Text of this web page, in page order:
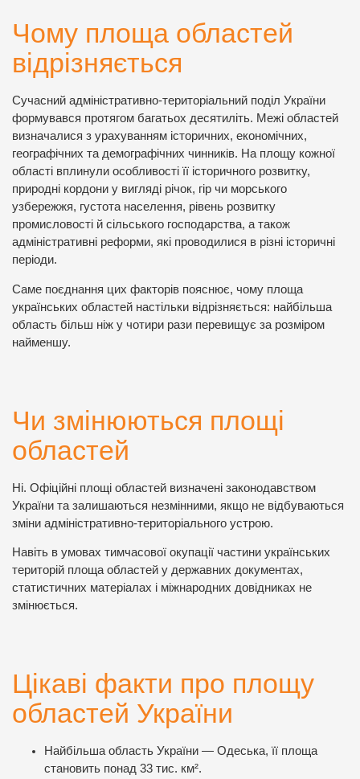
Чому площа областей
відрізняється
Сучасний адміністративно-територіальний поділ України
формувався протягом багатьох десятиліть. Межі областей
визначалися з урахуванням історичних, економічних,
географічних та демографічних чинників. На площу кожної
області вплинули особливості її історичного розвитку,
природні кордони у вигляді річок, гір чи морського
узбережжя, густота населення, рівень розвитку
промисловості й сільського господарства, а також
адміністративні реформи, які проводилися в різні історичні
періоди.
Саме поєднання цих факторів пояснює, чому площа
українських областей настільки відрізняється: найбільша
область більш ніж у чотири рази перевищує за розміром
найменшу.
Чи змінюються площі
областей
Ні. Офіційні площі областей визначені законодавством
України та залишаються незмінними, якщо не відбуваються
зміни адміністративно-територіального устрою.
Навіть в умовах тимчасової окупації частини українських
територій площа областей у державних документах,
статистичних матеріалах і міжнародних довідниках не
змінюється.
Цікаві факти про площу
областей України
Найбільша область України — Одеська, її площа
становить понад 33 тис. км².